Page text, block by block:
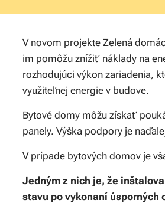
V novom projekte Zelená
im pomôžu znížiť náklady na
rozhodujúci výkon zariadenia,
využiteľnej energie v budove.
Bytové domy môžu získať
panely. Výška podpory je
V prípade bytových domov je
Jedným z nich je, že
stavu po vykonaní úsporných